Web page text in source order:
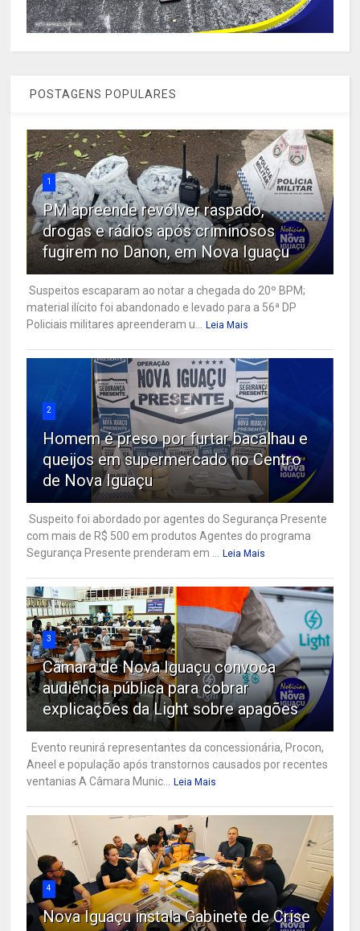
POSTAGENS POPULARES
1
PM apreende revólver raspado,
drogas e rádios após criminosos
fugirem no Danon, em Nova Iguaçu
Suspeitos escaparam ao notar a chegada do 20º BPM;
material ilícito foi abandonado e levado para a 56ª DP
Policiais militares apreenderam u...
Leia Mais
2
Homem é preso por furtar bacalhau e
queijos em supermercado no Centro
de Nova Iguaçu
Suspeito foi abordado por agentes do Segurança Presente
com mais de R$ 500 em produtos Agentes do programa
Segurança Presente prenderam em ...
Leia Mais
3
Câmara de Nova Iguaçu convoca
audiência pública para cobrar
explicações da Light sobre apagões
Evento reunirá representantes da concessionária, Procon,
Aneel e população após transtornos causados por recentes
ventanias A Câmara Munic...
Leia Mais
4
Nova Iguaçu instala Gabinete de Crise